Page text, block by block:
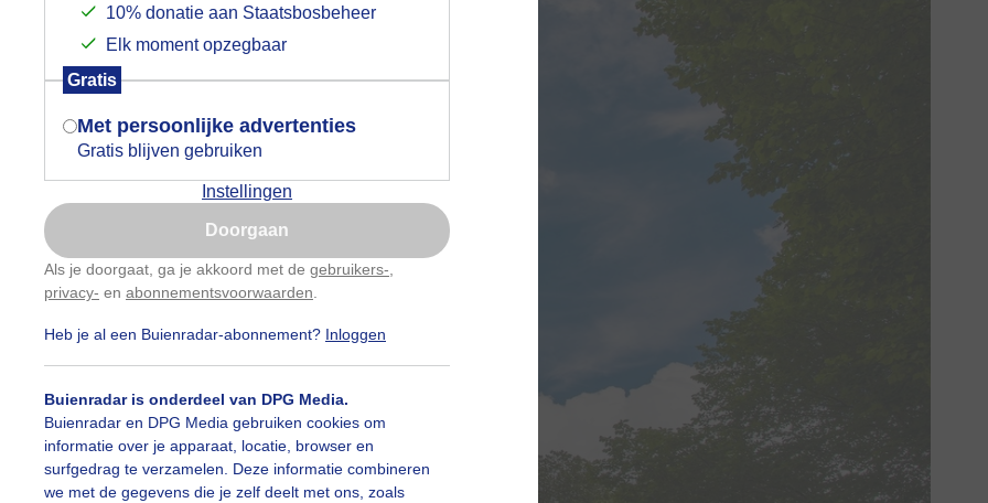
10% donatie aan Staatsbosbeheer
Elk moment opzegbaar
Gratis
Met persoonlijke advertenties
Gratis blijven gebruiken
Instellingen
Doorgaan
Als je doorgaat, ga je akkoord met de gebruikers-
privacy- en abonnementsvoorwaarden
Heb je al een Buienradar-abonnement? Inloggen
Buienradar is onderdeel van DPG Media.
Buienradar en DPG Media gebruiken cookies om
informatie over je apparaat, locatie, browser en
surfgedrag te verzamelen. Deze informatie combineren
we met de gegevens die je zelf deelt met ons, zoals
Indien je hier nog geen akkoord op hebt
gegeven, verschijnt er zo een pop-up uit
je browser waarin deze toestemming
gevraagd wordt.
Is goed, toon de popup
Nu niet, misschien later
Gebruik je Safari en wil je niet elke dag deze pop-up
Klikhierom dit aan te passen